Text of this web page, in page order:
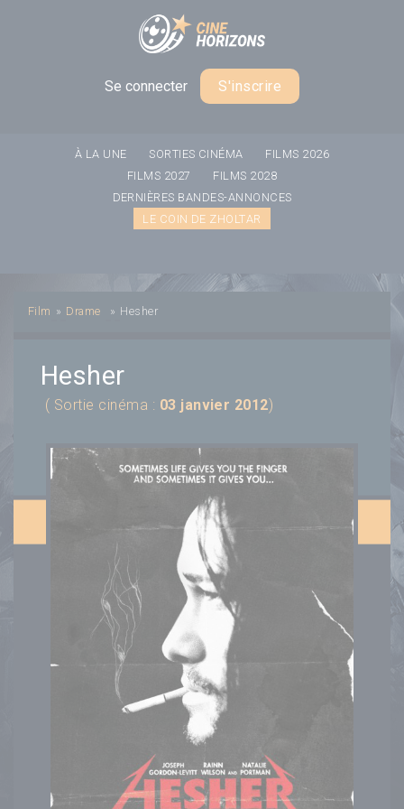
Se connecter S'inscrire
À LA UNE SORTIES CINÉMA
FILMS 2026
FILMS 2027
FILMS 2028
DERNIÈRES BANDES-ANNONCES
LE COIN DE ZHOLTAR
Film » Drame » Hesher
Hesher
( Sortie cinéma : 03 janvier 2012)
Panneau de gestion des cookies